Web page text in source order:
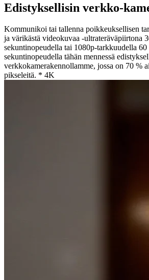
Edistyksellisin verkko-
Kommunikoi tai tallenna poikkeuksellisen
ja värikästä videokuvaa -ultrateräväpiirtona
sekuntinopeudella tai 1080p-tarkkuudella
sekuntinopeudella tähän mennessä
verkkokamerakennollamme, jossa on 70 %
pikseleitä. * 4K